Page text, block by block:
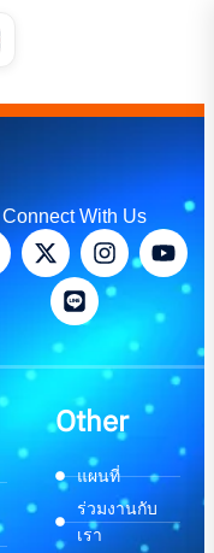
Connect With Us
Other
แผนที่
ร่วมงานกับ
เรา